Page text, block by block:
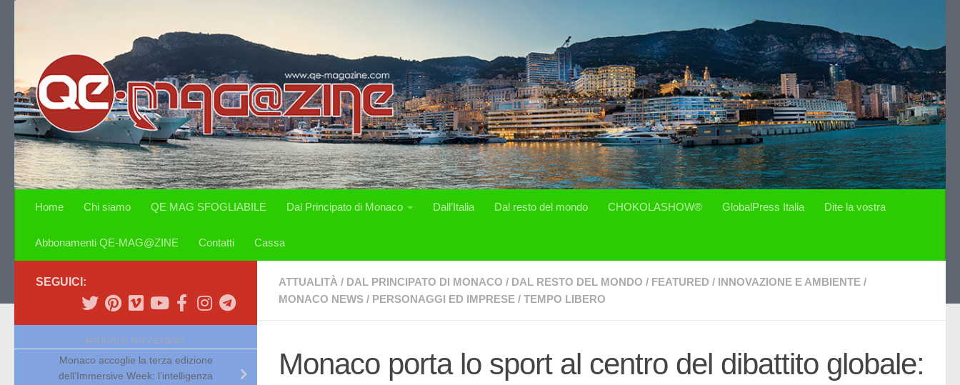
Home Chi siamo QE MAG SFOGLIABILE Dal Principato di Monaco Dall’Italia Dal resto del mondo CHOKOLASHOW® GlobalPress Italia Dite la vostra
Abbonamenti QE-MAG@ZINE Contatti Cassa
ATTUALITÀ / DAL PRINCIPATO DI MONACO / DAL RESTO DEL MONDO / FEATURED / INNOVAZIONE E AMBIENTE /
MONACO NEWS / PERSONAGGI ED IMPRESE / TEMPO LIBERO
Monaco porta lo sport al centro del dibattito globale:
SEGUICI:
ARTICOLO SUCCESSIVO
Monaco accoglie la terza edizione
dell’Immersive Week: l’intelligenza